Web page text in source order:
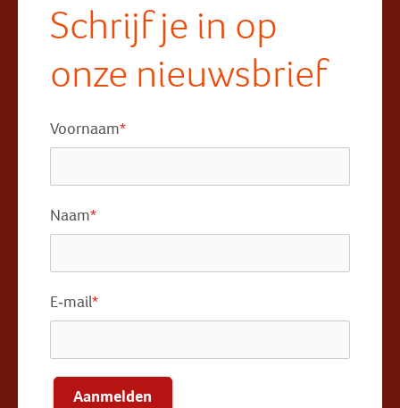
Schrijf je in op
onze nieuwsbrief
Voornaam*
Naam*
E-mail*
Aanmelden